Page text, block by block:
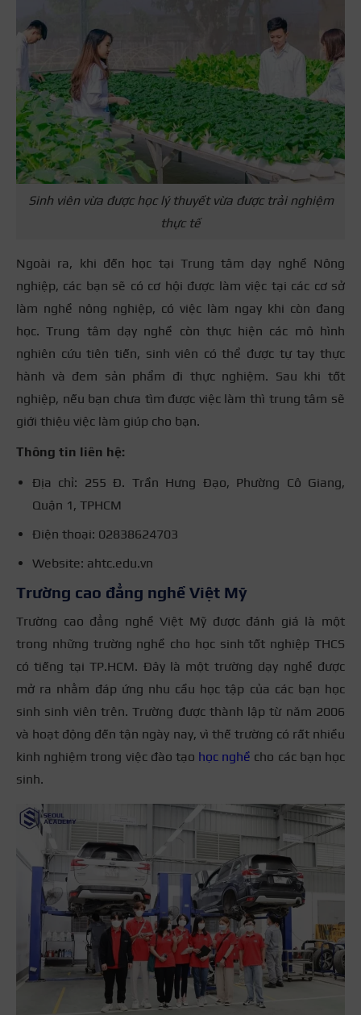
Sinh viên vừa được học lý thuyết vừa được trải nghiệm
thực tế
Ngoài ra, khi đến học tại Trung tâm dạy nghề Nông
nghiệp, các bạn sẽ có cơ hội được làm việc tại các cơ sở
làm nghề nông nghiệp, có việc làm ngay khi còn đang
học. Trung tâm dạy nghề còn thực hiện các mô hình
nghiên cứu tiên tiến, sinh viên có thể được tự tay thực
hành và đem sản phẩm đi thực nghiệm. Sau khi tốt
nghiệp, nếu bạn chưa tìm được việc làm thì trung tâm sẽ
giới thiệu việc làm giúp cho bạn.
Thông tin liên hệ:
Địa chỉ: 255 Đ. Trần Hưng Đạo, Phường Cô Giang,
Quận 1, TPHCM
Điện thoại: 02838624703
Website: ahtc.edu.vn
Trường cao đẳng nghề Việt Mỹ
Trường cao đẳng nghề Việt Mỹ được đánh giá là một
trong những trường nghề cho học sinh tốt nghiệp THCS
có tiếng tại TP.HCM. Đây là một trường dạy nghề được
mở ra nhằm đáp ứng nhu cầu học tập của các bạn học
sinh sinh viên trên. Trường được thành lập từ năm 2006
và hoạt động đến tận ngày nay, vì thế trường có rất nhiều
kinh nghiệm trong việc đào tạo học nghề cho các bạn học
sinh.